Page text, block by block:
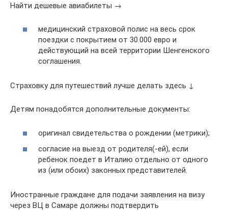
Найти дешевые авиабилеты →
медицинский страховой полис на весь срок
поездки с покрытием от 30.000 евро и
действующий на всей территории Шенгенского
соглашения.
Страховку для путешествий лучше делать здесь ↓
Детям понадобятся дополнительные документы:
оригинал свидетельства о рождении (метрики);
согласие на выезд от родителя(-ей), если
ребенок поедет в Италию отдельно от одного
из (или обоих) законных представителей.
Иностранные граждане для подачи заявления на визу
через ВЦ в Самаре должны подтвердить